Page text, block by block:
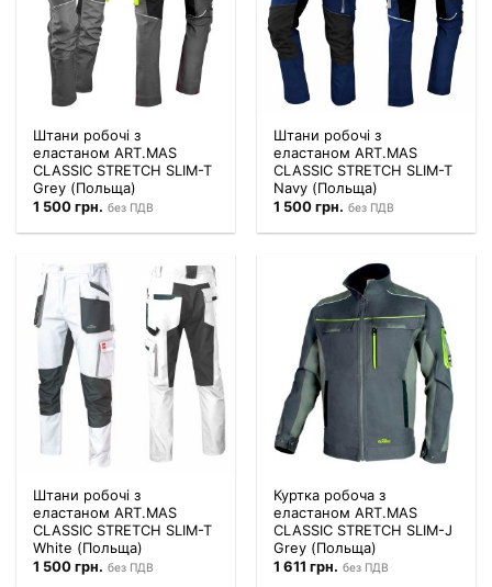
Штани робочі з
еластаном ART.MAS
CLASSIC STRETCH SLIM-T
Grey (Польща)
1 500грн. без ПДВ
Штани робочі з
еластаном ART.MAS
CLASSIC STRETCH SLIM-T
Navy (Польща)
1 500грн. без ПДВ
Штани робочі з
еластаном ART.MAS
CLASSIC STRETCH SLIM-T
White (Польща)
1 500грн. без ПДВ
Куртка робоча з
еластаном ART.MAS
CLASSIC STRETCH SLIM-J
Grey (Польща)
1 611грн. без ПДВ